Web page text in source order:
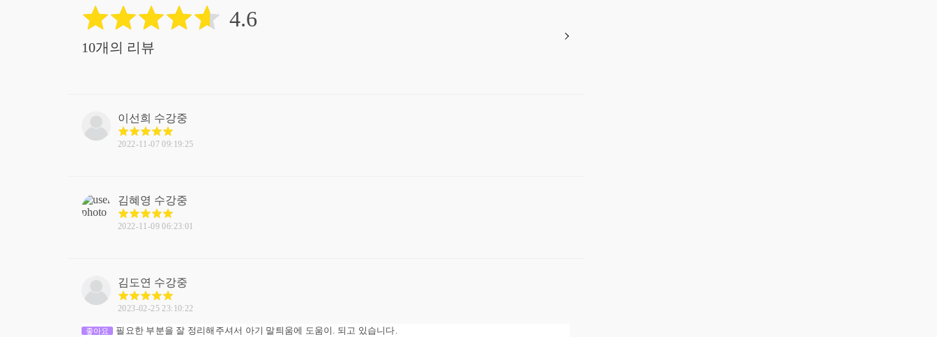
4.6
10개의 리뷰
이선희 수강중
2022-11-07 09:19:25
김혜영 수강중
2022-11-09 06:23:01
김도연 수강중
2023-02-25 23:10:22
좋아요 필요한 부분을 잘 정리해주셔서 아기 말틔움에 도움이. 되고 있습니다.